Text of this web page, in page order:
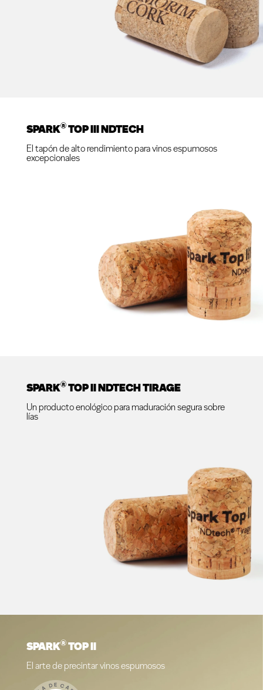
SPARK®TOP III NDTECH
El tapón de alto rendimiento para vinos espumosos
excepcionales
SPARK®TOP II NDTECH TIRAGE
Un producto enológico para maduración segura sobre
lías
SPARK®TOP II
El arte de precintar vinos espumosos